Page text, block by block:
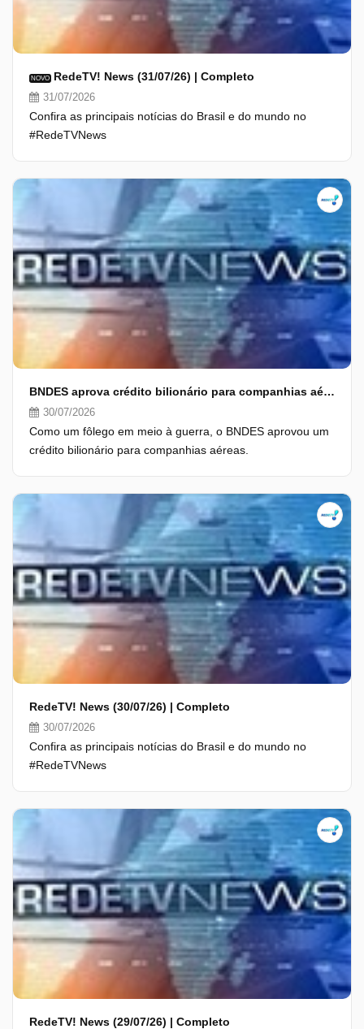
NOVO RedeTV! News (31/07/26) | Completo
31/07/2026
Confira as principais notícias do Brasil e do mundo no
#RedeTVNews
BNDES aprova crédito bilionário para companhias aéreas
30/07/2026
Como um fôlego em meio à guerra, o BNDES aprovou um
crédito bilionário para companhias aéreas.
RedeTV! News (30/07/26) | Completo
30/07/2026
Confira as principais notícias do Brasil e do mundo no
#RedeTVNews
RedeTV! News (29/07/26) | Completo